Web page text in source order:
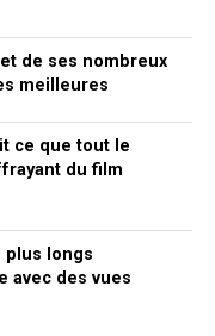
de ses nombreux
meilleures
ce que tout le
du film
plus longs
avec des vues